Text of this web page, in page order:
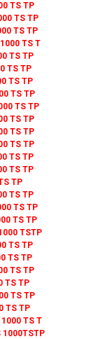
TS TP
TS TP
TS TP
TS T
TS TP
TS TP
TS TP
TS TP
TS TP
TS TP
TS TP
TS TP
TS TP
TS TP
TP
TS TP
TS TP
TS TP
TSTP
TS TP
TS TP
TS TP
TS TP
TS TP
TS TP
TS T
1000TSTP